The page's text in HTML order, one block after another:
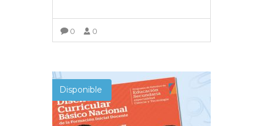
0 0
Disponible